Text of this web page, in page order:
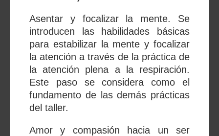
Asentar y focalizar la mente. Se
introducen las habilidades básicas
para estabilizar la mente y focalizar
la atención a través de la práctica de
la atención plena a la respiración.
Este paso se considera como el
fundamento de las demás prácticas
del taller.
Amor y compasión hacia un ser